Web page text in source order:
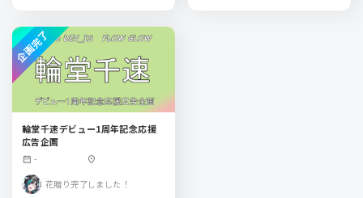
輪堂千速デビュー1周年記念応援
広告企画
calendar_month - location_on
花贈り完了しました！
企画完了